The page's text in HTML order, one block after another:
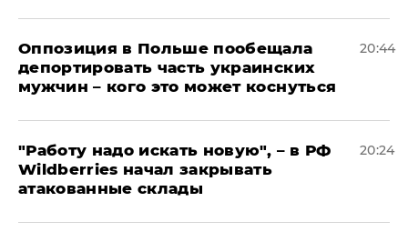
Оппозиция в Польше пообещала
депортировать часть украинских
мужчин – кого это может коснуться
20:44
"Работу надо искать новую", – в РФ
Wildberries начал закрывать
атакованные склады
20:24